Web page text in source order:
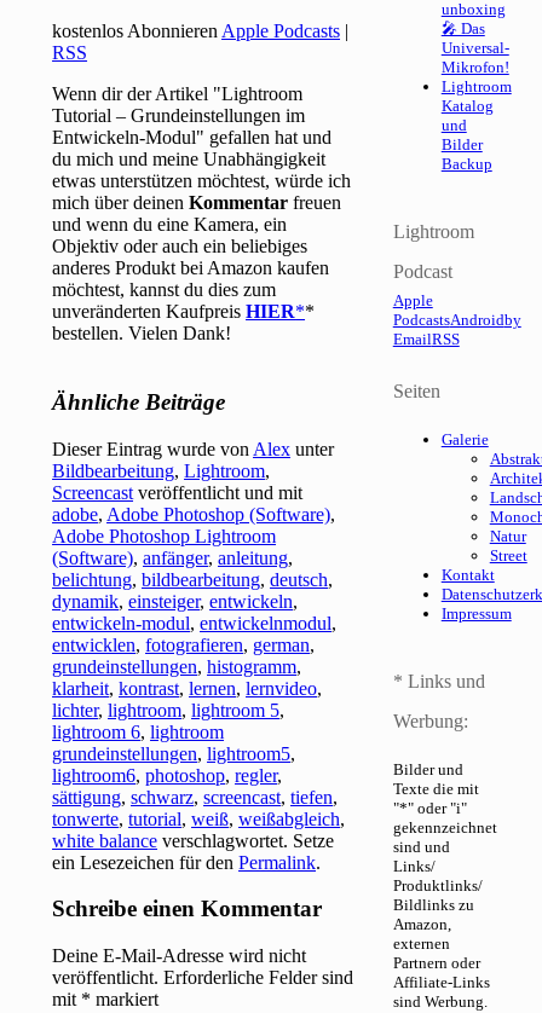
kostenlos Abonnieren Apple Podcasts |
RSS
Wenn dir der Artikel "Lightroom
Tutorial – Grundeinstellungen im
Entwickeln-Modul" gefallen hat und
du mich und meine Unabhängigkeit
etwas unterstützen möchtest, würde ich
mich über deinenKommentar freuen
und wenn du eine Kamera, ein
Objektiv oder auch ein beliebiges
anderes Produkt bei Amazon kaufen
möchtest, kannst du dies zum
unveränderten KaufpreisHIER *
bestellen. Vielen Dank!
Ähnliche Beiträge
Dieser Eintrag wurde von Alex unter
Bildbearbeitung,Lightroom,
Screencast veröffentlicht und mit
adobe, Adobe Photoshop (Software),
Adobe Photoshop Lightroom
(Software),anfänger,anleitung,
belichtung,bildbearbeitung,deutsch,
dynamik,einsteiger,entwickeln,
entwickeln-modul,entwickelnmodul,
entwicklen,fotografieren, german,
grundeinstellungen,histogramm,
klarheit,kontrast,lernen,lernvideo,
lichter,lightroom,lightroom 5,
lightroom 6,lightroom
grundeinstellungen,lightroom5,
lightroom6,photoshop,regler,
sättigung,schwarz,screencast,tiefen,
tonwerte,tutorial,weiß,weißabgleich,
white balance verschlagwortet. Setze
ein Lesezeichen für denPermalink.
Schreibe einen Kommentar
Deine E-Mail-Adresse wird nicht
veröffentlicht. Erforderliche Felder sind
mit * markiert
unboxing
🎤 Das
Universal-
Mikrofon!
Lightroom
Katalog
und
Bilder
Backup
Lightroom
Podcast
Apple
PodcastsAndroidby
EmailRSS
Seiten
Galerie
Natur
Street
Kontakt
Impressum
* Links und
Werbung:
Bilder und
Texte die mit
"*" oder "i"
gekennzeichnet
sind und
Links/
Produktlinks/
Bildlinks zu
Amazon,
externen
Partnern oder
Affiliate-Links
sind Werbung.